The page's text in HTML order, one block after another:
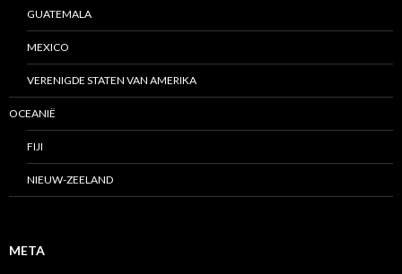
GUATEMALA
MEXICO
VERENIGDE STATEN VAN AMERIKA
OCEANIË
FIJI
NIEUW-ZEELAND
META